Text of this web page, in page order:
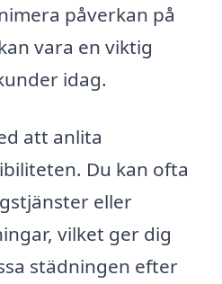
påverkan på
vara en viktig
idag.
att anlita
Du kan ofta
eller
vilket ger dig
städningen efter